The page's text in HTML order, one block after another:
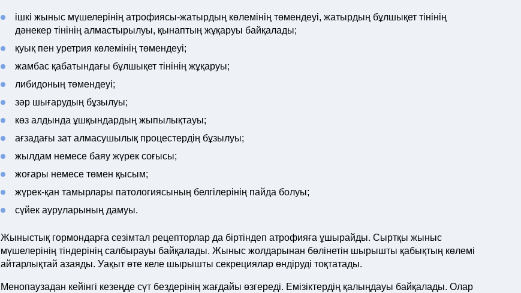
ішкі жыныс мүшелерінің атрофиясы-жатырдың көлемінің төмендеуі, жатырдың бұлшықет тінінің
дәнекер тінінің алмастырылуы, қынаптың жұқаруы байқалады;
қуық пен уретрия көлемінің төмендеуі;
жамбас қабатындағы бұлшықет тінінің жұқаруы;
либидоның төмендеуі;
зәр шығарудың бұзылуы;
көз алдында ұшқындардың жыпылықтауы;
ағзадағы зат алмасушылық процестердің бұзылуы;
жылдам немесе баяу жүрек соғысы;
жоғары немесе төмен қысым;
жүрек-қан тамырлары патологиясының белгілерінің пайда болуы;
сүйек ауруларының дамуы.
Жыныстық гормондарға сезімтал рецепторлар да біртіндеп атрофияға ұшырайды. Сыртқы жыныс
мүшелерінің тіндерінің салбырауы байқалады. Жыныс жолдарынан бөлінетін шырышты қабықтың көлемі
айтарлықтай азаяды. Уақыт өте келе шырышты секрециялар өндіруді тоқтатады.
Менопаузадан кейінгі кезеңде сүт бездерінің жағдайы өзгереді. Емізіктердің қалыңдауы байқалады. Олар